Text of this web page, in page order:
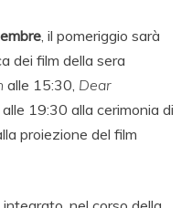
, il pomeriggio sarà
dei film della sera
alle 15:30, Dear
19:30 alla cerimonia di
proiezione del film